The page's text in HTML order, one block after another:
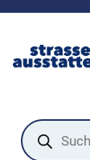
Products
search